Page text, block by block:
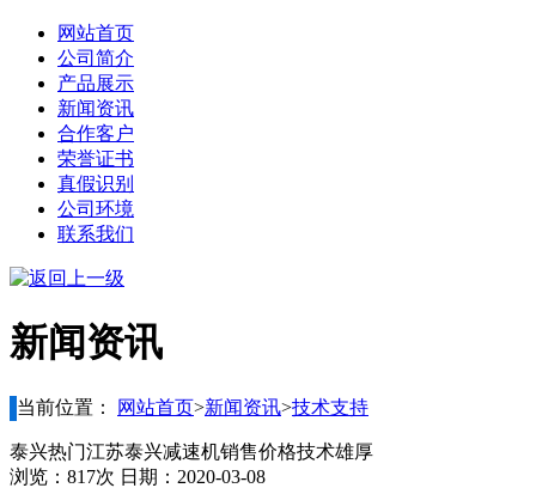
网站首页
公司简介
产品展示
新闻资讯
合作客户
荣誉证书
真假识别
公司环境
联系我们
新闻资讯
当前位置： 网站首页>新闻资讯>技术支持
泰兴热门江苏泰兴减速机销售价格技术雄厚
浏览：817次 日期：2020-03-08